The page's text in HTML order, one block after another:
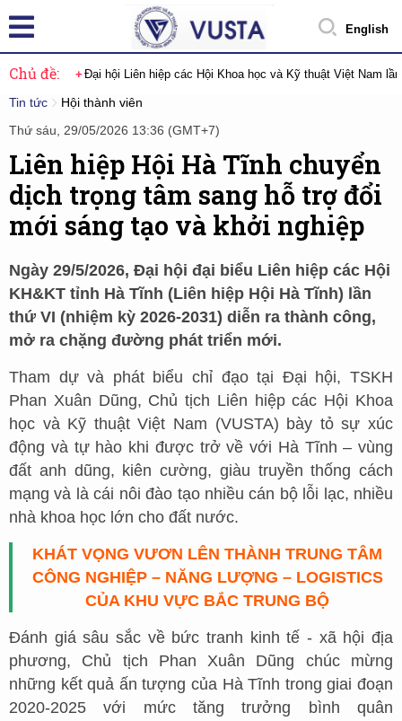
English
Chủ đề: Đại hội Liên hiệp các Hội Khoa học và Kỹ thuật Việt Nam
Tin tức
Hội thành viên
Thứ sáu, 29/05/2026 13:36 (GMT+7)
Liên hiệp Hội Hà Tĩnh chuyển
dịch trọng tâm sang hỗ trợ đổi
mới sáng tạo và khởi nghiệp
Ngày 29/5/2026, Đại hội đại biểu Liên hiệp các Hội
KH&KT tỉnh Hà Tĩnh (Liên hiệp Hội Hà Tĩnh) lần
thứ VI (nhiệm kỳ 2026-2031) diễn ra thành công,
mở ra chặng đường phát triển mới.
Tham dự và phát biểu chỉ đạo tại Đại hội, TSKH
Phan Xuân Dũng, Chủ tịch Liên hiệp các Hội Khoa
học và Kỹ thuật Việt Nam (VUSTA) bày tỏ sự xúc
động và tự hào khi được trở về với Hà Tĩnh – vùng
đất anh dũng, kiên cường, giàu truyền thống cách
mạng và là cái nôi đào tạo nhiều cán bộ lỗi lạc, nhiều
nhà khoa học lớn cho đất nước.
KHÁT VỌNG VƯƠN LÊN THÀNH TRUNG TÂM
CÔNG NGHIỆP – NĂNG LƯỢNG – LOGISTICS
CỦA KHU VỰC BẮC TRUNG BỘ
Đánh giá sâu sắc về bức tranh kinh tế - xã hội địa
phương, Chủ tịch Phan Xuân Dũng chúc mừng
những kết quả ấn tượng của Hà Tĩnh trong giai đoạn
2020-2025 với mức tăng trưởng bình quân